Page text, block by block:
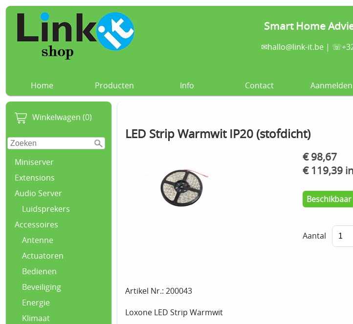
Smart Home
✉hallo@link-it.be | ☏+32
Home Producten Info Contact Aanmelden
Winkelwagen (0)
Miniserver
Extensions
Audio Server
Luidsprekers
Accessoires
Antenne
Actuatoren
Bedienen
Beveiliging
Energie
Klimaat
LED Strip Warmwit IP20 (stofdicht)
€ 98,67
€ 119,39
Beschikbaar
Aantal
Artikel Nr.: 200043
Loxone LED Strip Warmwit